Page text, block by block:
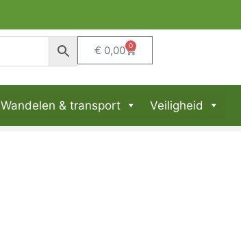
€ 0,00 0
Wandelen & transport Veiligheid